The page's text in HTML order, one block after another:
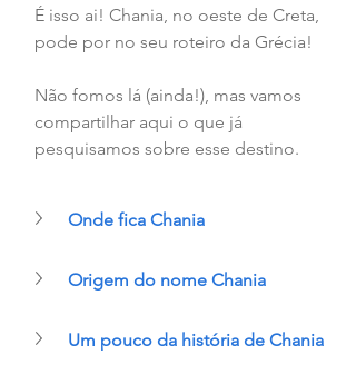
É isso ai! Chania, no oeste de Creta,
pode por no seu roteiro da Grécia!
Não fomos lá (ainda!), mas vamos
compartilhar aqui o que já
pesquisamos sobre esse destino.
Onde fica Chania
Origem do nome Chania
Um pouco da história de Chania